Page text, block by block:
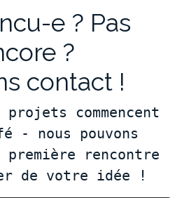
e ? Pas
?
contact !
commencent
- nous pouvons
première rencontre
de votre idée !